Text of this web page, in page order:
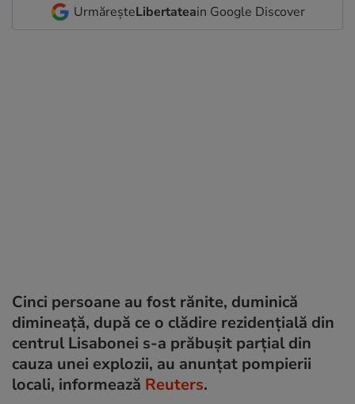
UrmăreșteLibertateain Google Discover
Cinci persoane au fost rănite, duminică
dimineață, după ce o clădire rezidențială din
centrul Lisabonei s-a prăbușit parțial din
cauza unei explozii, au anunțat pompierii
locali, informează Reuters.